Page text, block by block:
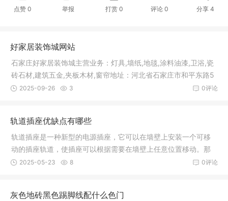
点赞0 举报 打赏 0 评论0 分享 4
好家居装饰城网站
石家庄好家居装饰城主营业务：灯具,墙纸,地毯,涂料油漆,卫浴,瓷
砖石材,建筑五金,夹板木材,窗帘地址：河北省石家庄市和平东路5
60
0评论
2025-09-26 3
轨道插座优缺点有哪些
轨道插座是一种新型的电源插座，它可以在墙壁上安装一个可移
动的插座轨道，使插座可以根据需要在墙壁上任意位置移动。那
么轨道插
0评论
2025-05-23 8
灰色地砖黑色踢脚线配什么色门